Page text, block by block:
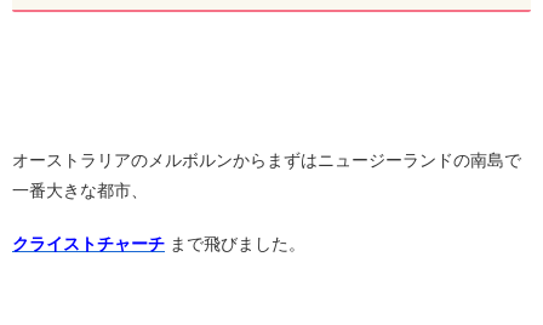
オーストラリアのメルボルンからまずはニュージーランドの南島で
一番大きな都市、
クライストチャーチ まで飛びました。